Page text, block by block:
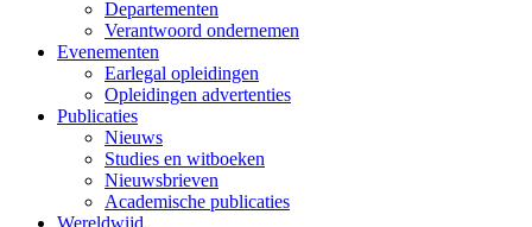
Departementen
Verantwoord ondernemen
Evenementen
Earlegal opleidingen
Opleidingen advertenties
Publicaties
Nieuws
Studies en witboeken
Nieuwsbrieven
Academische publicaties
Wereldwijd